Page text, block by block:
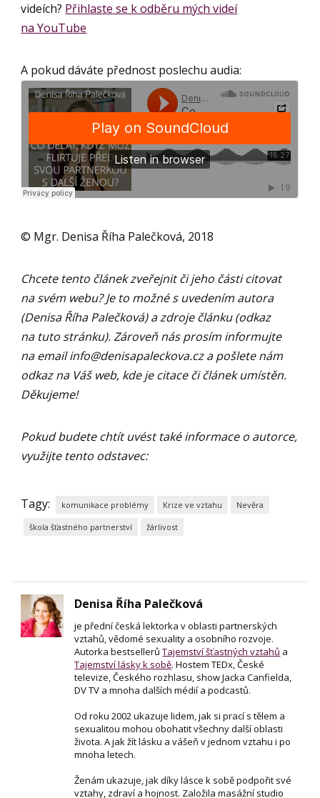
videích? Přihlaste se k odběru mých videí
na YouTube
A pokud dáváte přednost poslechu audia:
© Mgr. Denisa Říha Palečková, 2018
Chcete tento článek zveřejnit či jeho části citovat
na svém webu? Je to možné s uvedením autora
(Denisa Říha Palečková) a zdroje článku (odkaz
na tuto stránku). Zároveň nás prosím informujte
na emailinfo@denisapaleckova.cza pošlete nám
odkaz na Váš web, kde je citace či článek umístěn.
Děkujeme!
Pokud budete chtít uvést také informace o autorce,
využijte tento odstavec:
Tagy: komunikace problémy Krize ve vztahu Nevěra
škola šťastného partnerství žárlivost
Denisa Říha Palečková
je přední česká lektorka v oblasti partnerských
vztahů, vědomé sexuality a osobního rozvoje.
Autorka bestsellerůTajemství šťastných vztahů a
Tajemství lásky k sobě. Hostem TEDx, České
televize, Českého rozhlasu, show Jacka Canfielda,
DV TV a mnoha dalších médií a podcastů.
Od roku 2002 ukazuje lidem, jak si prací s tělem a
sexualitou mohou obohatit všechny další oblasti
života. A jak žít lásku a vášeň v jednom vztahu i po
mnoha letech.
Ženám ukazuje, jak díky lásce k sobě podpořit své
vztahy, zdraví a hojnost. Založila masážní studio